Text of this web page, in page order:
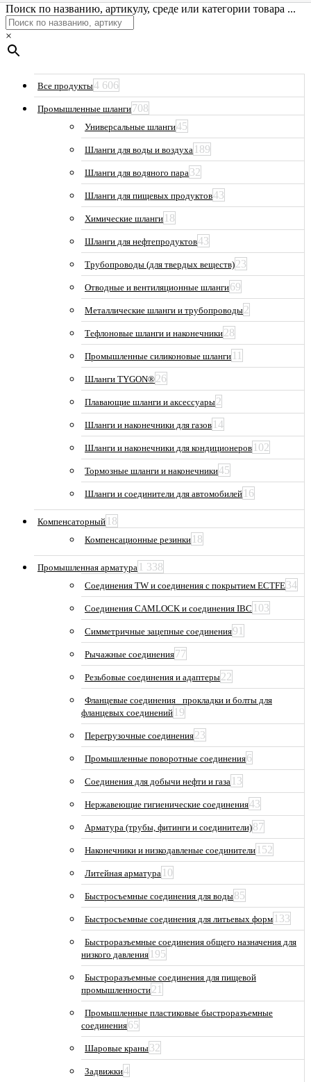
Поиск по названию, артикулу, среде или категории товара ...
×
Все продукты4 606
Промышленные шланги708
Универсальные шланги45
Шланги для воды и воздуха 189
Шланги для водяного пара32
Шланги для пищевых продуктов43
Химические шланги 18
Шланги для нефтепродуктов43
Трубопроводы (для твердых веществ)23
Отводные и вентиляционные шланги69
Металлические шланги и трубопроводы2
Тефлоновые шланги и наконечники28
Промышленные силиконовые шланги 11
Шланги TYGON®26
Плавающие шланги и аксессуары2
Шланги и наконечники для газов 14
Шланги и наконечники для кондиционеров 102
Тормозные шланги и наконечники45
Шланги и соединители для автомобилей 16
Компенсаторный 18
Компенсационные резинки 18
Промышленная арматура 1 338
Соединения TW и соединения с покрытием ECTFE34
Соединения CAMLOCK и соединения IBC 103
Симметричные зацепные соединения91
Рычажные соединения77
Резьбовые соединения и адаптеры22
Фланцевые соединения_ прокладки и болты для
фланцевых соединений 19
Перегрузочные соединения23
Промышленные поворотные соединения6
Соединения для добычи нефти и газа 13
Нержавеющие гигиенические соединения43
Арматура (трубы, фитинги и соединители)87
Наконечники и низкодавленые соединители 152
Литейная арматура 10
Быстросъемные соединения для воды85
Быстросъемные соединения для литьевых форм 133
Быстроразъемные соединения общего назначения для
низкого давления 195
Быстроразъемные соединения для пищевой
промышленности21
Промышленные пластиковые быстроразъемные
соединения65
Шаровые краны32
Задвижки4